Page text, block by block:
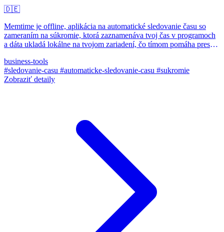
🇩🇪
Memtime je offline, aplikácia na automatické sledovanie času so
zameraním na súkromie, ktorá zaznamenáva tvoj čas v programoch
a dáta ukladá lokálne na tvojom zariadení, čo tímom pomáha presne
business-tools
#sledovanie-casu #automaticke-sledovanie-casu #sukromie
Zobraziť detaily